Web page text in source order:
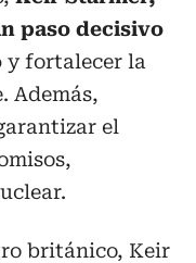
paso decisivo
y fortalecer la
Además,
el
británico, Keir